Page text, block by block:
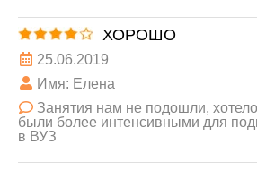
ХОРОШО
25.06.2019
Имя: Елена
Занятия нам не подошли,
были более интенсивными для
в ВУЗ